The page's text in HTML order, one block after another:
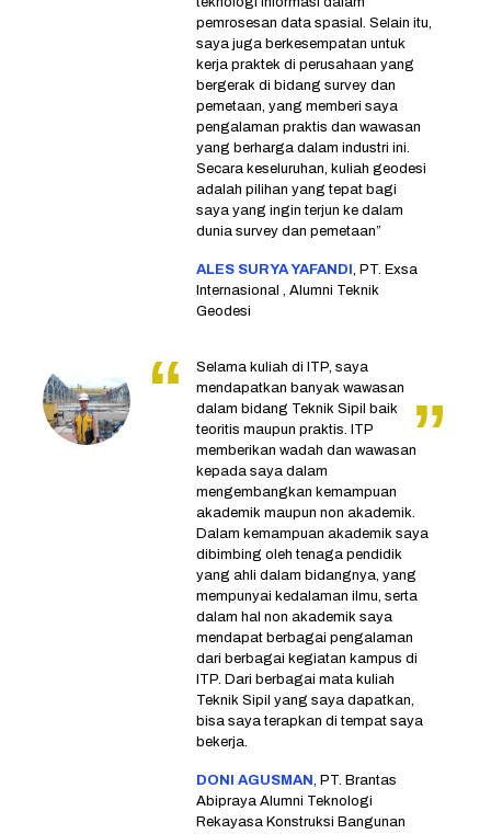
pemrosesan data spasial. Selain itu,
saya juga berkesempatan untuk
kerja praktek di perusahaan yang
bergerak di bidang survey dan
pemetaan, yang memberi saya
pengalaman praktis dan wawasan
yang berharga dalam industri ini.
Secara keseluruhan, kuliah geodesi
adalah pilihan yang tepat bagi
saya yang ingin terjun ke dalam
dunia survey dan pemetaan”
ALES SURYA YAFANDI , PT. Exsa
Internasional , Alumni Teknik
Geodesi
Selama kuliah di ITP, saya
mendapatkan banyak wawasan
dalam bidang Teknik Sipil baik
teoritis maupun praktis. ITP
memberikan wadah dan wawasan
kepada saya dalam
mengembangkan kemampuan
akademik maupun non akademik.
Dalam kemampuan akademik saya
dibimbing oleh tenaga pendidik
yang ahli dalam bidangnya, yang
mempunyai kedalaman ilmu, serta
dalam hal non akademik saya
mendapat berbagai pengalaman
dari berbagai kegiatan kampus di
ITP. Dari berbagai mata kuliah
Teknik Sipil yang saya dapatkan,
bisa saya terapkan di tempat saya
bekerja.
DONI AGUSMAN , PT. Brantas
Abipraya Alumni Teknologi
Rekayasa Konstruksi Bangunan